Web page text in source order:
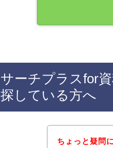
サーチプラスfor
探している方へ
ちょっと疑問